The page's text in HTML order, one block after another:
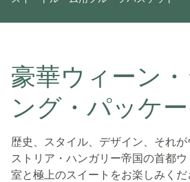
豪華ウィーン
ング・パッケ
歴史、スタイル、デザイン、それ
ストリア・ハンガリー帝国の首都
室と極上のスイートをお楽しみく